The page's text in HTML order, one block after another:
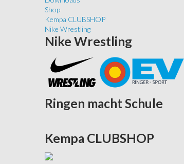
Shop
Kempa CLUBSHOP
Nike Wrestling
Nike Wrestling
Ringen macht Schule
Kempa CLUBSHOP